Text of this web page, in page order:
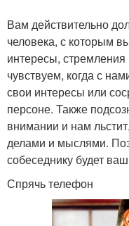
Вам действительно
человека, с которым
интересы,
чувствуем, когда с
свои интересы или
персоне. Также
внимании и нам
делами и мыслями.
собеседнику будет
Спрячь телефон